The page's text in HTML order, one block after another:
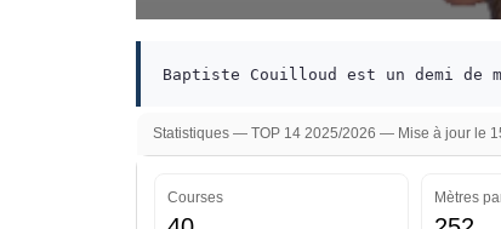
Baptiste Couilloud est un demi de
Statistiques — TOP 14 2025/2026 — Mise à jour le
Courses Mètres